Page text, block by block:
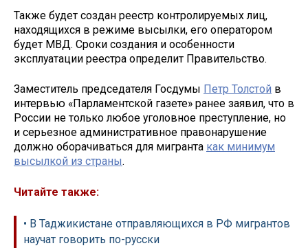
Также будет создан реестр контролируемых лиц,
находящихся в режиме высылки, его оператором
будет МВД. Сроки создания и особенности
эксплуатации реестра определит Правительство.
Заместитель председателя Госдумы Петр Толстой в
интервью «Парламентской газете» ранее заявил, что в
России не только любое уголовное преступление, но
и серьезное административное правонарушение
должно оборачиваться для мигранта как минимум
высылкой из страны.
Читайте также:
• В Таджикистане отправляющихся в РФ мигрантов
научат говорить по-русски